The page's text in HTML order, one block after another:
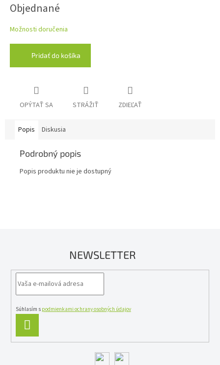
cena:
Objednané
Možnosti doručenia
Pridať do košíka
OPÝTAŤ SA STRÁŽIŤ ZDIEĽAŤ
Popis Diskusia
Podrobný popis
Popis produktu nie je dostupný
NEWSLETTER
Súhlasím s podmienkami ochrany osobných údajov
SA